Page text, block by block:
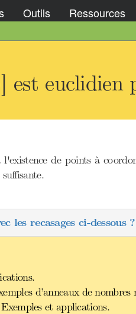
Outils Ressources
est
de points à
les recasages ci-
d’anneaux de
et applications.